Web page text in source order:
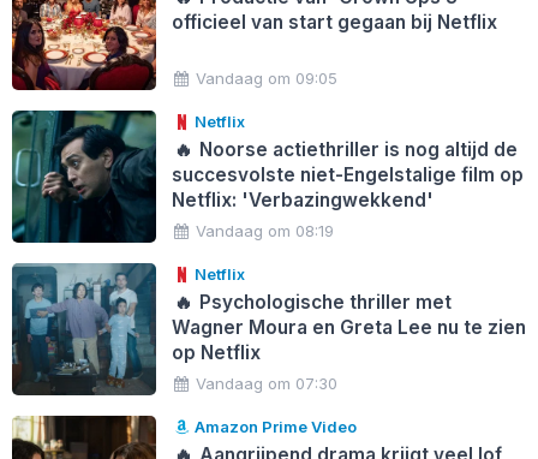
officieel van start gegaan bij Netflix
Vandaag om 09:05
Netflix
🔥 Noorse actiethriller is nog altijd de
succesvolste niet-Engelstalige film op
Netflix: 'Verbazingwekkend'
Vandaag om 08:19
Netflix
🔥 Psychologische thriller met
Wagner Moura en Greta Lee nu te zien
op Netflix
Vandaag om 07:30
Amazon Prime Video